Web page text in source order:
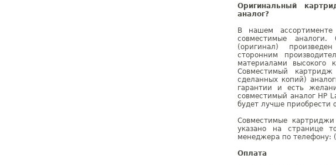
Оригинальный
аналог?
В нашем
совместимые
(оригинал)
сторонним
материалами высокого
Совместимый
сделанных копий)
гарантии и есть
совместимый аналог HP
будет лучше приобрести
Совместимые
указано на странице
менеджера по телефону:
Оплата